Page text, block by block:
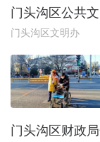
门头沟区公共
门头沟区文明办
门头沟区财政